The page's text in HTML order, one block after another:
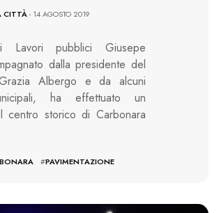
CITTÀ- 14 AGOSTO 2019
Lavori pubblici Giusepe
dalla presidente del
Albergo e da alcuni
ha effettuato un
centro storico di Carbonara
#PAVIMENTAZIONE